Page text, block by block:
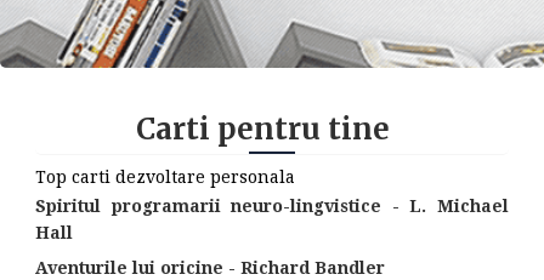
Carti pentru tine
Top carti dezvoltare personala
Spiritul programarii neuro-lingvistice - L. Michael
Hall
Aventurile lui oricine - Richard Bandler